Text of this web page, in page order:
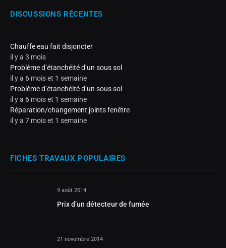
DISCUSSIONS RÉCENTES
Chauffe eau fait disjoncter
il y a 3 mois
Problème d’étanchéité d’un sous sol
il y a 6 mois et 1 semaine
Problème d’étanchéité d’un sous sol
il y a 6 mois et 1 semaine
Réparation/changement joints fenêtre
il y a 7 mois et 1 semaine
FICHES TRAVAUX POPULAIRES
9 août 2014
Prix d’un détecteur de fumée
21 novembre 2014